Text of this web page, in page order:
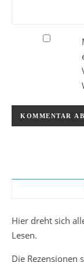
Hier dreht sich
Lesen.
Die Rezensionen